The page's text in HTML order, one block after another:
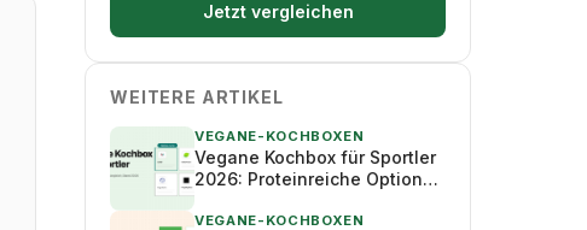
Jetzt vergleichen
WEITERE ARTIKEL
VEGANE-KOCHBOXEN
Vegane Kochbox für Sportler
2026: Proteinreiche Optionen
VEGANE-KOCHBOXEN